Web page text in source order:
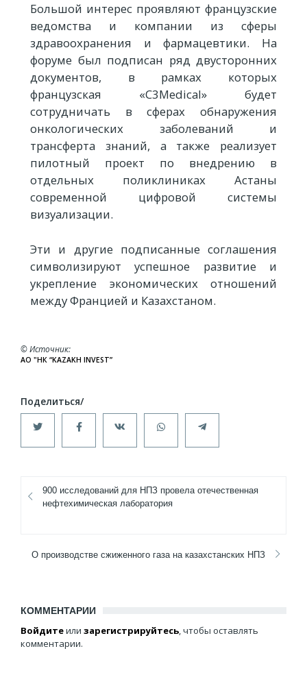
Большой интерес проявляют французские
ведомства и компании из сферы
здравоохранения и фармацевтики. На
форуме был подписан ряд двусторонних
документов, в рамках которых
французская «C3Medical» будет
сотрудничать в сферах обнаружения
онкологических заболеваний и
трансферта знаний, а также реализует
пилотный проект по внедрению в
отдельных поликлиниках Астаны
современной цифровой системы
визуализации.
Эти и другие подписанные соглашения
символизируют успешное развитие и
укрепление экономических отношений
между Францией и Казахстаном.
© Источник
АО "НК “KAZAKH INVEST”
900 исследований для НПЗ провела отечественная
нефтехимическая лаборатория
О производстве сжиженного газа на казахстанских НПЗ
КОММЕНТАРИИ
Войдитеили зарегистрируйтесь, чтобы оставлять
комментарии.